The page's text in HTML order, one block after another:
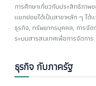
การศึกษาเกี่ยวกับประสิทธิภาพ
แยกย่อยได้เป็นสาขาหลัก ๆ ได้
ธุรกิจ, ทรัพยากรบุคคล, การจัด
ระบบสารสนเทศเพื่อการจัดการ
ธุรกิจ กับภาครัฐ